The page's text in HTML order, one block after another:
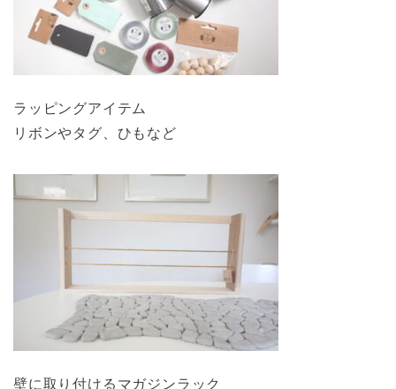
ラッピングアイテム
リボンやタグ、ひもなど
壁に取り付けるマガジンラック